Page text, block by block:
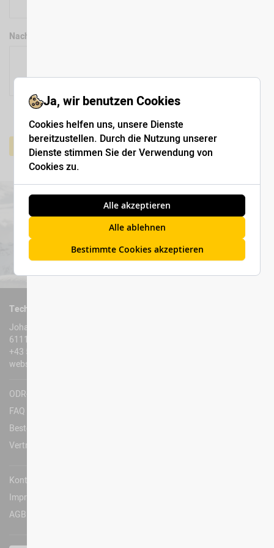
Nachricht
Absenden
TechnoAlpin Austria GmbH
Johanneskapellenweg 2
6111 Volders
+43 5224 209 310
webshop@technoalpin.com
ODR-Platform
FAQ
Bestellungen und Rücksendungen
Vertrag widerrufen
Kontakt
Impressum
AGB & Privacy
Ja, wir benutzen Cookies
Cookies helfen uns, unsere Dienste
bereitzustellen. Durch die Nutzung unserer
Dienste stimmen Sie der Verwendung von
Cookies zu.
Alle akzeptieren
Alle ablehnen
Bestimmte Cookies akzeptieren